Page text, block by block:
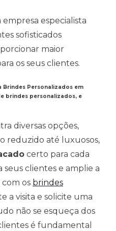
empresa especialista
sofisticados
maior
os seus clientes.
Brindes Personalizados em
brindes personalizados, e
diversas opções,
reduzido até luxuosos,
certo para cada
clientes e amplie a
os brindes
a visita e solicite uma
não se esqueça dos
é fundamental